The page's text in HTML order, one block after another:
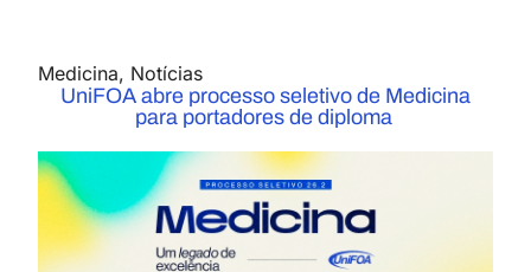
Medicina, Notícias
UniFOA abre processo seletivo de Medicina
para portadores de diploma